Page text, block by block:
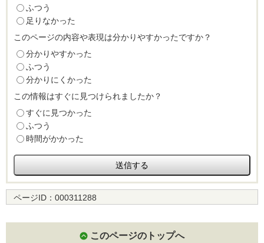
ふつう
足りなかった
このページの内容や表現は分かりやすかったですか？
分かりやすかった
ふつう
分かりにくかった
この情報はすぐに見つけられましたか？
すぐに見つかった
ふつう
時間がかかった
ページID： 000311288
このページのトップへ